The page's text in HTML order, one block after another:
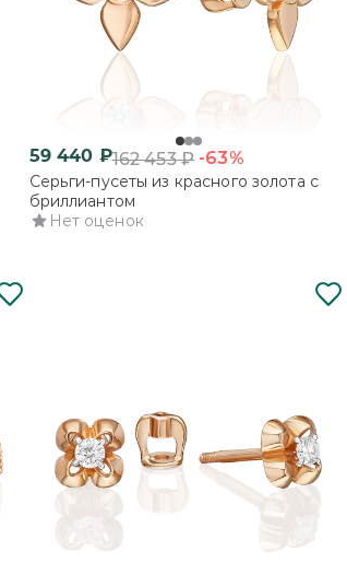
59 440 ₽162 453₽ -63%
Серьги-пусеты из красного золота с
бриллиантом
Нет оценок